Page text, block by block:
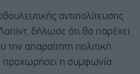
αντιπολίτευσης
δήλωσε ότι θα παρέχει
την απαραίτητη πολιτική
προχωρήσει η συμφωνία.